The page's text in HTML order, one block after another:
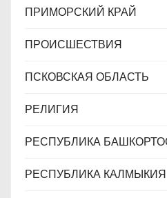
ПРИМОРСКИЙ КРАЙ
ПРОИСШЕСТВИЯ
ПСКОВСКАЯ ОБЛАСТЬ
РЕЛИГИЯ
РЕСПУБЛИКА
РЕСПУБЛИКА КАЛМЫКИЯ